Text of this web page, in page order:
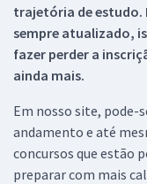
trajetória de
sempre atualizado,
fazer perder a
ainda mais.
Em nosso site, pode-
andamento e até
concursos que estão
preparar com mais